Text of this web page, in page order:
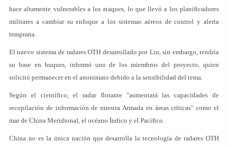
hace altamente vulnerables a los ataques, lo que llevó a los planificadores
militares a cambiar su enfoque a los sistemas aéreos de control y alerta
temprana.
El nuevo sistema de radares OTH desarrollado por Liu, sin embargo, tendría
su base en buques, informó uno de los miembros del proyecto, quien
solicitó permanecer en el anonimato debido a la sensibilidad del tema.
Según el científico, el radar flotante "aumentará las capacidades de
recopilación de información de nuestra Armada en áreas críticas" como el
mar de China Meridional, el océano Índico y el Pacífico.
China no es la única nación que desarrolla la tecnología de radares OTH